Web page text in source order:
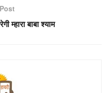
म्हारा बाबा श्याम